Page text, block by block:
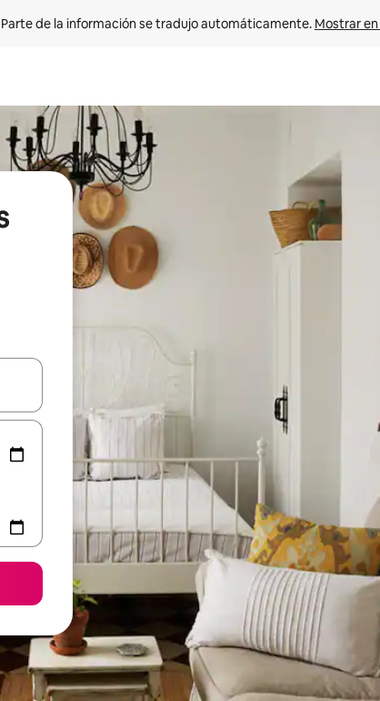
Parte de la información se tradujo automáticamente. Mostrar
con las teclas de flecha hacia arriba y hacia abajo o explora